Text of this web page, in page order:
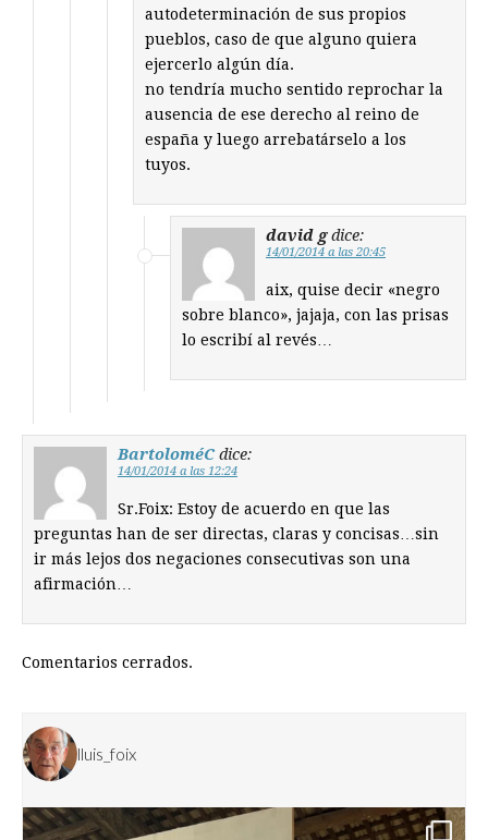
autodeterminación de sus propios
pueblos, caso de que alguno quiera
ejercerlo algún día.
no tendría mucho sentido reprochar la
ausencia de ese derecho al reino de
españa y luego arrebatárselo a los
tuyos.
david g dice:
14/01/2014 a las 20:45
aix, quise decir «negro
sobre blanco», jajaja, con las prisas
lo escribí al revés…
BartoloméC dice:
14/01/2014 a las 12:24
Sr.Foix: Estoy de acuerdo en que las
preguntas han de ser directas, claras y concisas…sin
ir más lejos dos negaciones consecutivas son una
afirmación…
Comentarios cerrados.
lluis_foix